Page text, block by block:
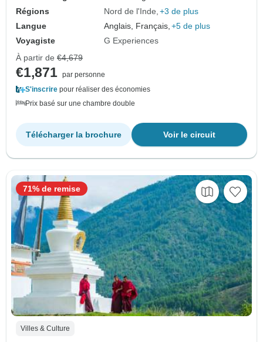
Régions
Nord de l'Inde +3 de plus
Langue
Anglais, Français, +5 de plus
Voyagiste
G Experiences
À partir de €4,679
€1,871 par personne
S'inscrire pour réaliser des économies
Prix basé sur une chambre double
Voir le circuit
Télécharger la brochure
Villes & Culture
71% de remise